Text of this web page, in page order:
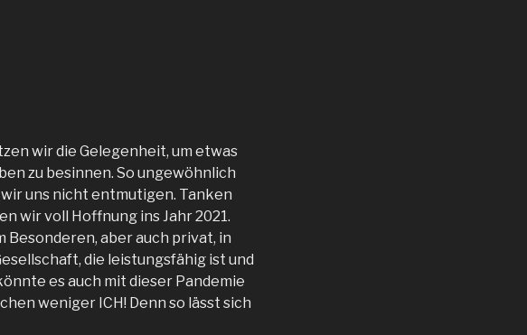
wir die Gelegenheit, um etwas
zu besinnen. So ungewöhnlich
uns nicht entmutigen. Tanken
wir voll Hoffnung ins Jahr 2021.
Besonderen, aber auch privat, in
die leistungsfähig ist und
es auch mit dieser Pandemie
weniger ICH! Denn so lässt sich